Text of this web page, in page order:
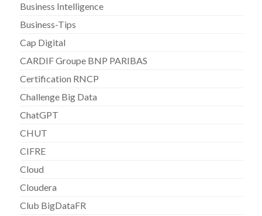
Business Intelligence
Business-Tips
Cap Digital
CARDIF Groupe BNP PARIBAS
Certification RNCP
Challenge Big Data
ChatGPT
CHUT
CIFRE
Cloud
Cloudera
Club BigDataFR